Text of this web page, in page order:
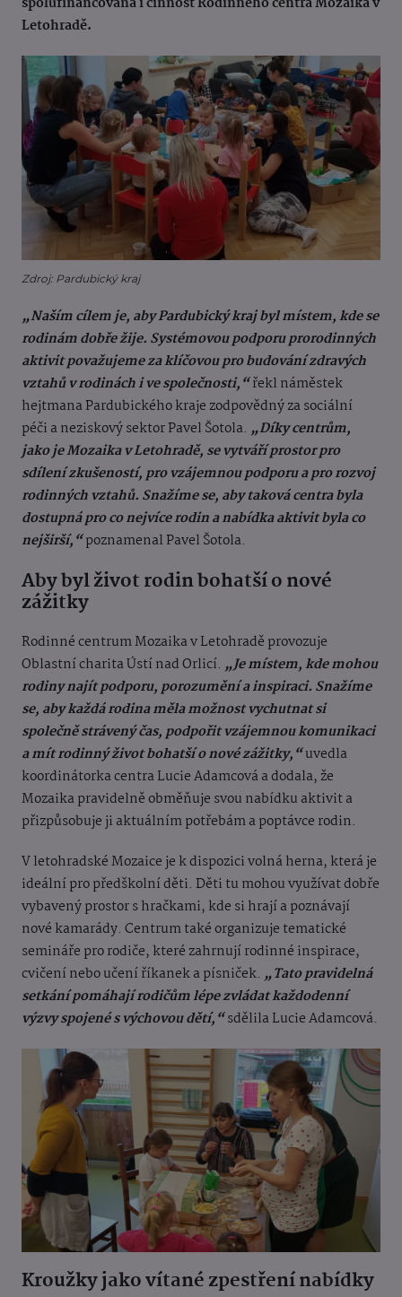
Letohradě.
Zdroj: Pardubický kraj
„Naším cílem je, aby Pardubický kraj byl místem, kde se
rodinám dobře žije. Systémovou podporu prorodinných
aktivit považujeme za klíčovou pro budování zdravých
vztahů v rodinách i ve společnosti,“řekl náměstek
hejtmana Pardubického kraje zodpovědný za sociální
péči a neziskový sektor Pavel Šotola. „Díky centrům,
jako je Mozaika v Letohradě, se vytváří prostor pro
sdílení zkušeností, pro vzájemnou podporu a pro rozvoj
rodinných vztahů. Snažíme se, aby taková centra byla
dostupná pro co nejvíce rodin a nabídka aktivit byla co
nejširší,“poznamenal Pavel Šotola.
Aby byl život rodin bohatší o nové
zážitky
Rodinné centrum Mozaika v Letohradě provozuje
Oblastní charita Ústí nad Orlicí. „Je místem, kde mohou
rodiny najít podporu, porozumění a inspiraci. Snažíme
se, aby každá rodina měla možnost vychutnat si
společně strávený čas, podpořit vzájemnou komunikaci
a mít rodinný život bohatší o nové zážitky,“uvedla
koordinátorka centra Lucie Adamcová a dodala, že
Mozaika pravidelně obměňuje svou nabídku aktivit a
přizpůsobuje ji aktuálním potřebám a poptávce rodin.
V letohradské Mozaice je k dispozici volná herna, která je
ideální pro předškolní děti. Děti tu mohou využívat dobře
vybavený prostor s hračkami, kde si hrají a poznávají
nové kamarády. Centrum také organizuje tematické
semináře pro rodiče, které zahrnují rodinné inspirace,
cvičení nebo učení říkanek a písniček. „Tato pravidelná
setkání pomáhají rodičům lépe zvládat každodenní
výzvy spojené s výchovou dětí,“sdělila Lucie Adamcová.
Kroužky jako vítané zpestření nabídky